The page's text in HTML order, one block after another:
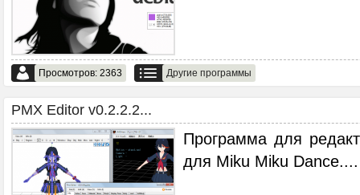
Просмотров: 2363 Другие программы
PMX Editor v0.2.2.2...
Программа для
для Miku Miku Dance....